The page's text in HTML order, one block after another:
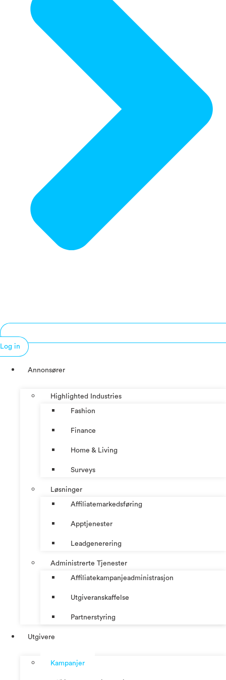
Log in
Annonsører
Highlighted Industries
Fashion
Finance
Home & Living
Surveys
Løsninger
Affiliatemarkedsføring
Apptjenester
Leadgenerering
Administrerte Tjenester
Affiliatekampanjeadministrasjon
Utgiveranskaffelse
Partnerstyring
Utgivere
Kampanjer